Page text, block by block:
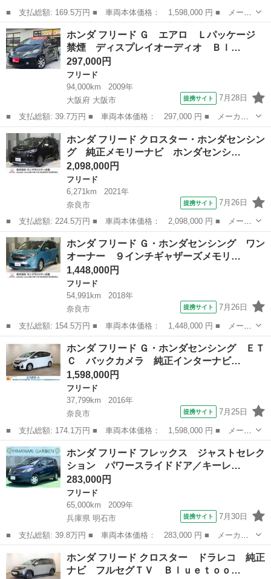
■ 支払総額: 169.5万円 ■ 車両本体価格： 1,598,000 円 ■ メーカ
ー名： ホンダ ■ 車種名： フリードハイブリッド ■ グレード
名： ハイブリッド・ＥＸ 当社下取 禁煙車 ギャザーズメモリー
ナビ フル...
奈良 橿原市 フリード
ホンダ フリード Ｇ エアロ Ｌパッケージ
禁煙 ディスプレイオーディオ Ｂｌ…
297,000円
フリード
94,000km
2009年
大阪府 大阪市
提携サイト 7月28日
■ 支払総額: 39.7万円 ■ 車両本体価格： 297,000 円 ■ メーカー
名： ホンダ ■ 車種名： フリード ■ グレード名： Ｇ エア
ロ Ｌパッケージ 禁煙 ディスプレイオーディオ Ｂｌｕｅｔｏｏ
ｔｈオーディオ...
大阪 大阪市 フリード
ホンダ フリード クロスター・ホンダセンシン
グ 純正メモリーナビ ホンダセンシ…
2,098,000円
フリード
6,271km
2021年
奈良市
提携サイト 7月26日
■ 支払総額: 224.5万円 ■ 車両本体価格： 2,098,000 円 ■ メーカ
ー名： ホンダ ■ 車種名： フリード ■ グレード名： クロスタ
ー・ホンダセンシング 純正メモリーナビ ホンダセンシング ＬＥ
Ｄヘッド...
奈良 奈良市 フリード
ホンダ フリード Ｇ・ホンダセンシング ワン
オーナー ９インチギャザーズメモリ…
1,448,000円
フリード
54,991km
2018年
奈良市
提携サイト 7月26日
■ 支払総額: 154.5万円 ■ 車両本体価格： 1,448,000 円 ■ メーカ
ー名： ホンダ ■ 車種名： フリード ■ グレード名： Ｇ・ホン
ダセンシング ワンオーナー ９インチギャザーズメモリーナビ フ
ルセグ ...
奈良 奈良市 フリード
ホンダ フリード Ｇ・ホンダセンシング ＥＴ
Ｃ バックカメラ 純正インターナビ…
1,598,000円
フリード
37,799km
2016年
奈良市
提携サイト 7月25日
■ 支払総額: 174.1万円 ■ 車両本体価格： 1,598,000 円 ■ メーカ
ー名： ホンダ ■ 車種名： フリード ■ グレード名： Ｇ・ホン
ダセンシング ＥＴＣ バックカメラ 純正インターナビ フルセグ
ＴＶ ク...
奈良 奈良市 フリード
ホンダ フリード フレックス ジャストセレク
ション パワースライドドア／キーレ…
283,000円
フリード
65,000km
2009年
兵庫県 明石市
提携サイト 7月30日
■ 支払総額: 39.8万円 ■ 車両本体価格： 283,000 円 ■ メーカー
名： ホンダ ■ 車種名： フリード ■ グレード名： フレック
ス ジャストセレクション パワースライドドア／キーレス／ラジオ
／ＣＤ／エアコ...
明石市 フリード
ホンダ フリード クロスター ドラレコ 純正
ナビ フルセグＴＶ Ｂｌｕｅｔｏｏ…